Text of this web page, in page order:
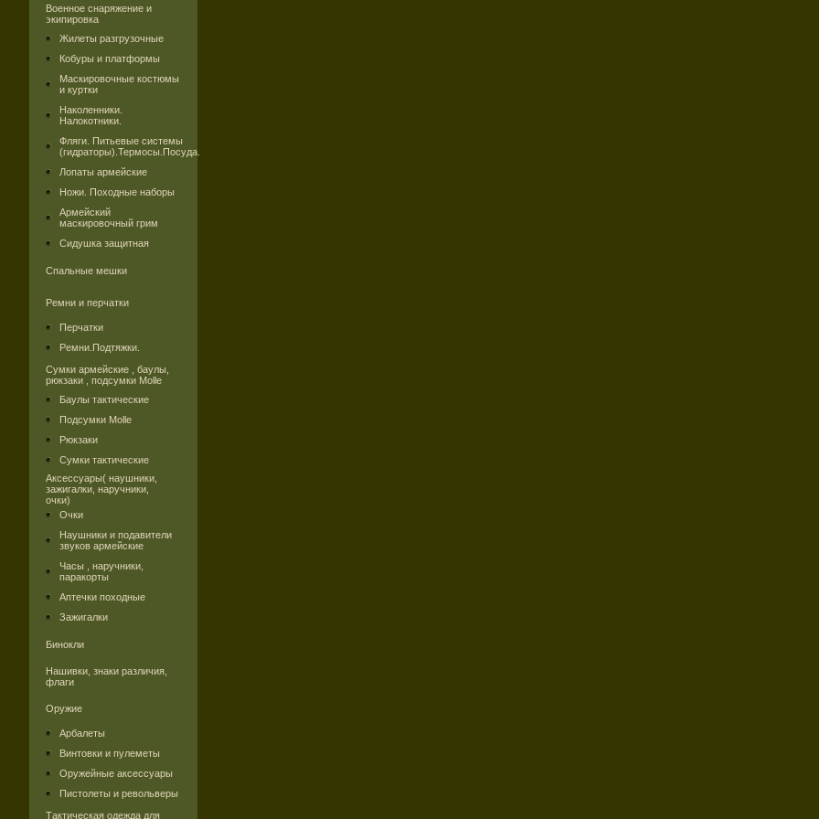
Военное снаряжение и
экипировка
Жилеты разгрузочные
Кобуры и платформы
Маскировочные костюмы
и куртки
Наколенники.
Налокотники.
Фляги. Питьевые системы
(гидраторы).Термосы.Посуда.
Лопаты армейские
Ножи. Походные наборы
Армейский
маскировочный грим
Сидушка защитная
Спальные мешки
Ремни и перчатки
Перчатки
Ремни.Подтяжки.
Сумки армейские , баулы,
рюкзаки , подсумки Molle
Баулы тактические
Подсумки Molle
Рюкзаки
Сумки тактические
Аксессуары( наушники,
зажигалки, наручники,
очки)
Очки
Наушники и подавители
звуков армейские
Часы , наручники,
паракорты
Аптечки походные
Зажигалки
Бинокли
Нашивки, знаки различия,
флаги
Оружие
Арбалеты
Винтовки и пулеметы
Оружейные аксессуары
Пистолеты и револьверы
Тактическая одежда для